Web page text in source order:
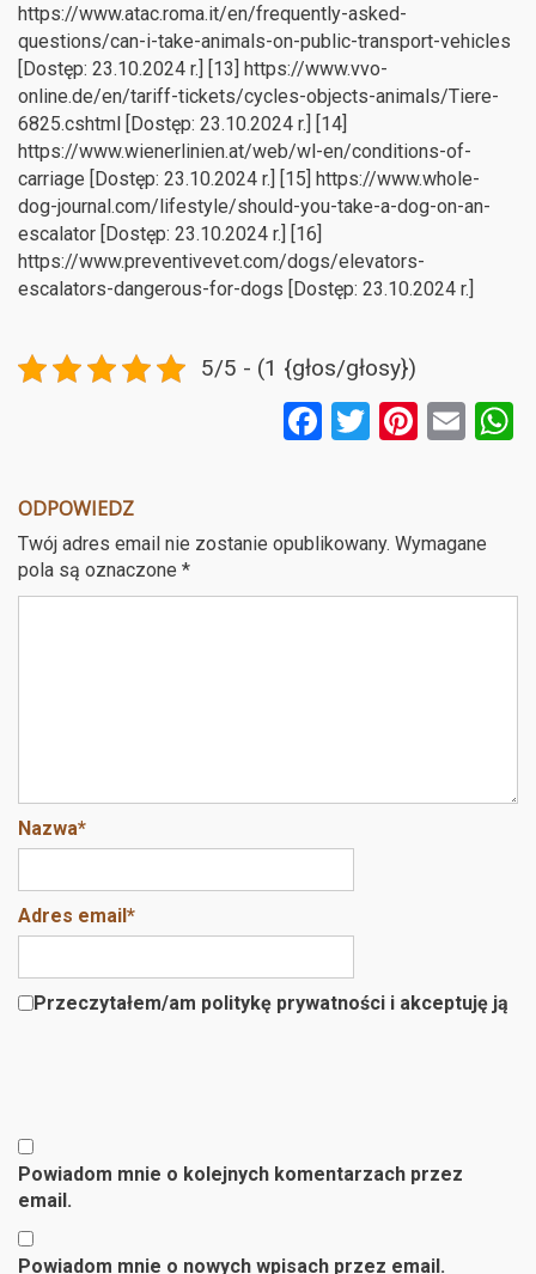
https://www.atac.roma.it/en/frequently-asked-
questions/can-i-take-animals-on-public-transport-vehicles
[Dostęp: 23.10.2024 r.] [13] https://www.vvo-
online.de/en/tariff-tickets/cycles-objects-animals/Tiere-
6825.cshtml [Dostęp: 23.10.2024 r.] [14]
https://www.wienerlinien.at/web/wl-en/conditions-of-
carriage [Dostęp: 23.10.2024 r.] [15] https://www.whole-
dog-journal.com/lifestyle/should-you-take-a-dog-on-an-
escalator [Dostęp: 23.10.2024 r.] [16]
https://www.preventivevet.com/dogs/elevators-
escalators-dangerous-for-dogs [Dostęp: 23.10.2024 r.]
5/5 - (1 {głos/głosy})
F
b
o
T
er
Pi
es
E
ODPOWIEDZ
Twój adres email nie zostanie opublikowany. Wymagane
pola są oznaczone *
Nazwa*
Adres email*
Przeczytałem/am politykę prywatności i akceptuję ją
Powiadom mnie o kolejnych komentarzach przez
email.
Powiadom mnie o nowych wpisach przez email.